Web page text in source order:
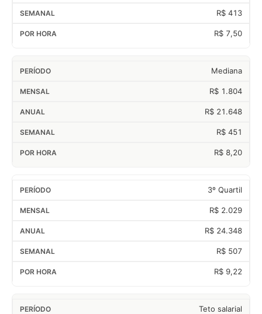
R$ 413
R$ 7,50
Mediana
R$ 1.804
R$ 21.648
R$ 451
R$ 8,20
3º Quartil
R$ 2.029
R$ 24.348
R$ 507
R$ 9,22
Teto salarial